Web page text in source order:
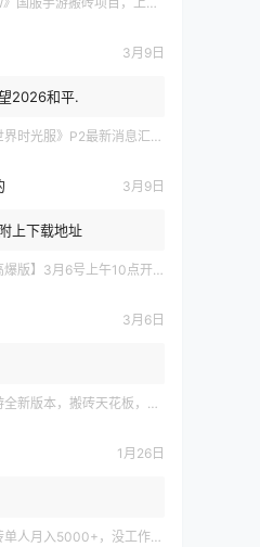
3月9日
2026和平.
光服》P2最新消息汇总，九大硬核干货速报
3月9日
上下载地址
爆版】3月6号上午10点开服
3月6日
版本，搬砖天花板，闭着眼都能赚！
1月26日
月入5000+，没工作在家一个人就能做